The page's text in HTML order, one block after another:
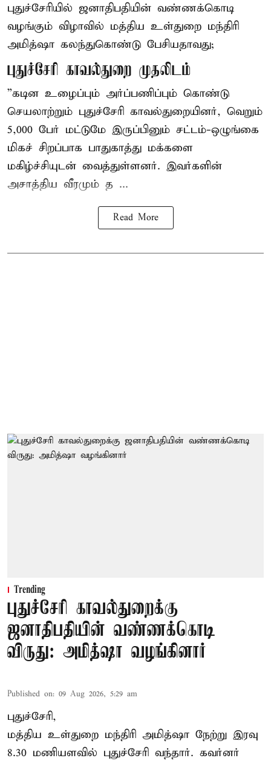
புதுச்சேரியில் ஜனாதிபதியின் வண்ணக்கொடி
வழங்கும் விழாவில் மத்திய உள்துறை மந்திரி
அமித்ஷா கலந்துகொண்டு பேசியதாவது;
புதுச்சேரி காவல்துறை முதலிடம்
”கடின உழைப்பும் அர்ப்பணிப்பும் கொண்டு
செயலாற்றும் புதுச்சேரி காவல்துறையினர், வெறும்
5,000 பேர் மட்டுமே இருப்பினும் சட்டம்-ஒழுங்கை
மிகச் சிறப்பாக பாதுகாத்து மக்களை
மகிழ்ச்சியுடன் வைத்துள்ளனர். இவர்களின்
அசாத்திய வீரமும் த ...
Read More
Trending
புதுச்சேரி காவல்துறைக்கு
ஜனாதிபதியின் வண்ணக்கொடி
விருது: அமித்ஷா வழங்கினார்
Published on: 09 Aug 2026, 5:29 am
புதுச்சேரி,
மத்திய உள்துறை மந்திரி அமித்ஷா நேற்று இரவு
8.30 மணியளவில் புதுச்சேரி வந்தார். கவர்னர்